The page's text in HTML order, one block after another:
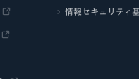
情報セキュリティ